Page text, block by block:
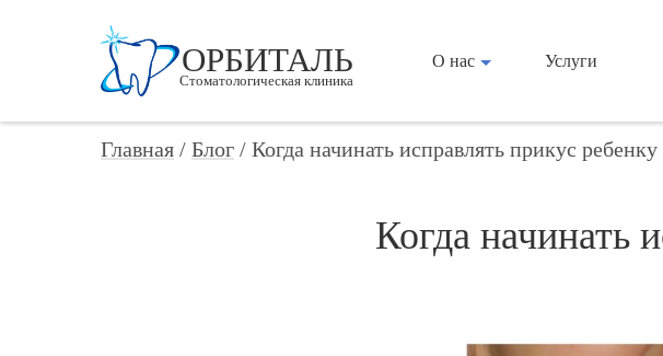
ОРБИТАЛЬ
Стоматологическая клиника
О нас Услуги
Главная / Блог / Когда начинать исправлять прикус ребенку
Когда начинать